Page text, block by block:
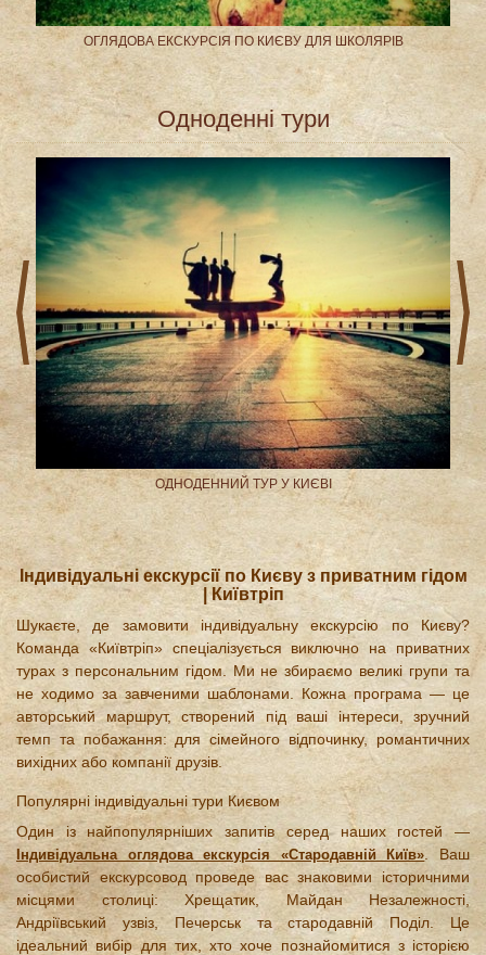
ОГЛЯДОВА ЕКСКУРСІЯ ПО КИЄВУ ДЛЯ ШКОЛЯРІВ
Одноденні тури
ОДНОДЕННИЙ ТУР У КИЄВІ
prev next
Індивідуальні екскурсії по Києву з приватним гідом
| Київтріп
Шукаєте, де замовити індивідуальну екскурсію по Києву?
Команда «Київтріп» спеціалізується виключно на приватних
турах з персональним гідом. Ми не збираємо великі групи та
не ходимо за завченими шаблонами. Кожна програма — це
авторський маршрут, створений під ваші інтереси, зручний
темп та побажання: для сімейного відпочинку, романтичних
вихідних або компанії друзів.
Популярні індивідуальні тури Києвом
Один із найпопулярніших запитів серед наших гостей —
Індивідуальна оглядова екскурсія «Стародавній Київ» . Ваш
особистий екскурсовод проведе вас знаковими історичними
місцями столиці: Хрещатик, Майдан Незалежності,
Андріївський узвіз, Печерськ та стародавній Поділ. Це
ідеальний вибір для тих, хто хоче познайомитися з історією